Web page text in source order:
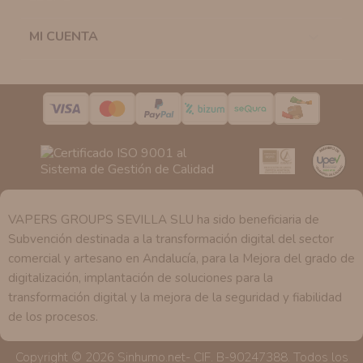
la casilla correspondiente establecida al efecto.
podrá tener conocimiento de la información que le
pedimos.
Derechos:Tiene derecho a saber qué información
tenemos sobre usted, corregirla y eliminarla, tal y como
se explica en la información adicional disponible en
nuestra página web.
MI CUENTA
VAPERS GROUPS SEVILLA SLU ha sido beneficiaria de
Subvención destinada a la transformación digital del sector
comercial y artesano en Andalucía, para la Mejora del grado de
digitalización, implantación de soluciones para la
transformación digital y la mejora de la seguridad y fiabilidad
de los procesos.
Copyright © 2026 Sinhumo.net- CIF. B-90247388. Todos los